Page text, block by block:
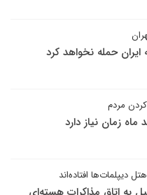
حمله نخواهد کرد
مردم
زمان نیاز دارد
دیپلمات‌ها افتاده‌اند